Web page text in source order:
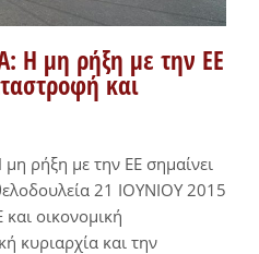
Η μη ρήξη με την ΕΕ
και
ρήξη με την ΕΕ σημαίνει
21 IOYNIOY 2015
οικονομική
κυριαρχία και την